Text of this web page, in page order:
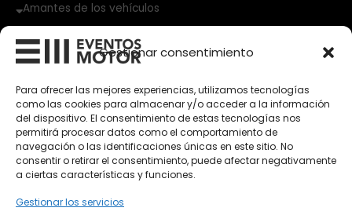
Gestionar consentimiento
Para ofrecer las mejores experiencias, utilizamos tecnologías
como las cookies para almacenar y/o acceder a la información
del dispositivo. El consentimiento de estas tecnologías nos
permitirá procesar datos como el comportamiento de
navegación o las identificaciones únicas en este sitio. No
consentir o retirar el consentimiento, puede afectar negativamente
a ciertas características y funciones.
Gestionar los servicios
Amantes de los vehículos
Vehículos Clásicos
Vehículos de Ocasión
Próximos
Eclipse by SELECTO
Del 12/08/2026 al 12/08/2026